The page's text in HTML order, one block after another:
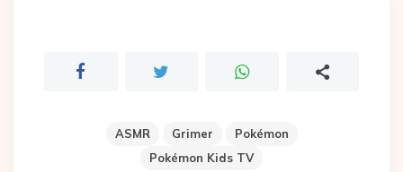
ASMR Grimer
Pokémon
Pokémon Kids TV